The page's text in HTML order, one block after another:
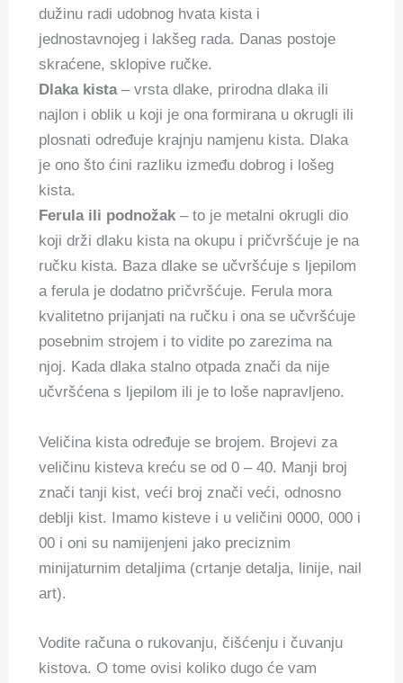
dužinu radi udobnog hvata kista i
jednostavnojeg i lakšeg rada. Danas postoje
skraćene, sklopive ručke.
Dlaka kista– vrsta dlake, prirodna dlaka ili
najlon i oblik u koji je ona formirana u okrugli ili
plosnati određuje krajnju namjenu kista. Dlaka
je ono što ćini razliku između dobrog i lošeg
kista.
Ferula ili podnožak – to je metalni okrugli dio
koji drži dlaku kista na okupu i pričvršćuje je na
ručku kista. Baza dlake se učvršćuje s ljepilom
a ferula je dodatno pričvršćuje. Ferula mora
kvalitetno prijanjati na ručku i ona se učvršćuje
posebnim strojem i to vidite po zarezima na
njoj. Kada dlaka stalno otpada znači da nije
učvršćena s ljepilom ili je to loše napravljeno.
Veličina kista određuje se brojem. Brojevi za
veličinu kisteva kreću se od 0 – 40. Manji broj
znači tanji kist, veći broj znači veći, odnosno
deblji kist. Imamo kisteve i u veličini 0000, 000 i
00 i oni su namijenjeni jako preciznim
minijaturnim detaljima (crtanje detalja, linije, nail
art).
Vodite računa o rukovanju, čišćenju i čuvanju
kistova. O tome ovisi koliko dugo će vam